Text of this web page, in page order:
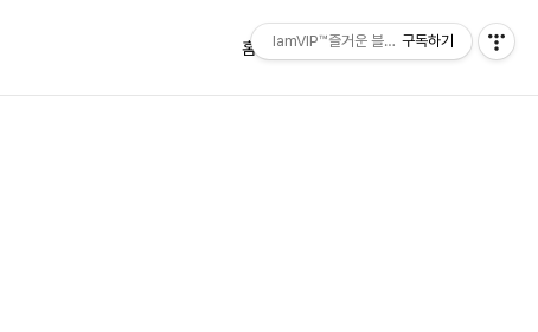
홈 태그 방명록
IamVIP™즐거운 블로깅구독하기